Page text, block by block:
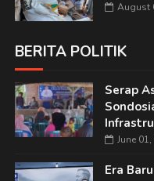
August
BERITA POLITIK
Serap
June
Era